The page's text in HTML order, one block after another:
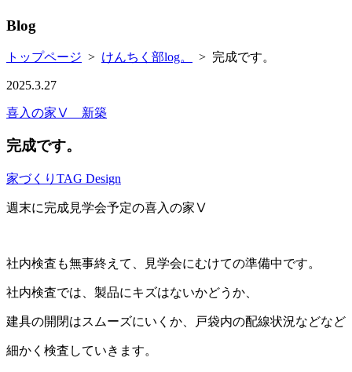
Blog
トップページ > けんちく部log。 > 完成です。
2025.3.27
喜入の家Ⅴ 新築
完成です。
家づくり TAG Design
週末に完成見学会予定の喜入の家Ⅴ
社内検査も無事終えて、見学会にむけての準備中です。
社内検査では、製品にキズはないかどうか、
建具の開閉はスムーズにいくか、戸袋内の配線状況などなど
細かく検査していきます。